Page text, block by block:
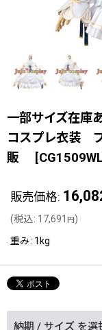
一部サイズ在庫
コスプレ衣装
販
[
販売価格:
(税込: 17,691 円)
重み: 1kg
納期 / サイズ を選